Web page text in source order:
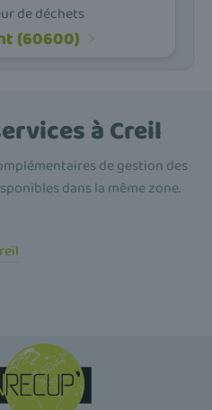
de déchets
(60600)
à Creil
de gestion des
dans la même zone.